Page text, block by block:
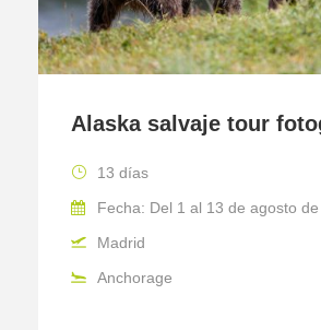
Alaska salvaje tour
13 días
Fecha: Del 1 al 13 de agosto
Madrid
Anchorage